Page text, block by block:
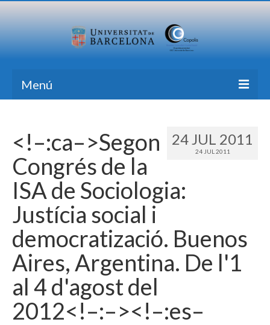
Menú
Investigación
Formación
Transferencia
Publicaciones
Todas las Noticias
Contacto
Idioma:
24 JUL 2011
24 JUL 2011
<!–:ca–>Segon
Congrés de la
ISA de Sociologia:
Justícia social i
democratizació. Buenos
Aires, Argentina. De l'1
al 4 d'agost del
2012<!–:–><!–:es–